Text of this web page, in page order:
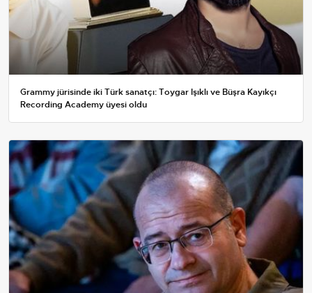
Grammy jürisinde iki Türk sanatçı: Toygar Işıklı ve Büşra Kayıkçı
Recording Academy üyesi oldu